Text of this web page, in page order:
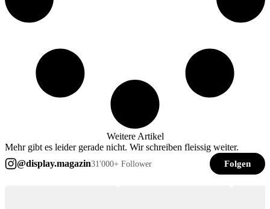
Weitere Artikel
Mehr gibt es leider gerade nicht. Wir schreiben fleissig weiter.
@display.magazin31'000+ Follower Folgen